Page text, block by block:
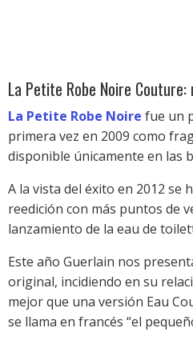
La Petite Robe Noire
La Petite Robe Noire fue un
primera vez en 2009 como
disponible únicamente en las
A la vista del éxito en 2012 se
reedición con más puntos de
lanzamiento de la eau de
Este año Guerlain nos
original, incidiendo en su
mejor que una versión Eau
se llama en francés “el